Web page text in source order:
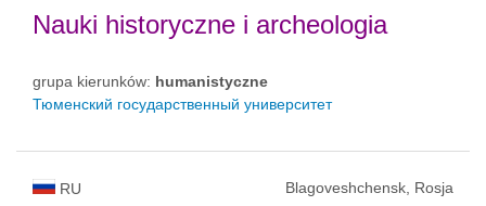
Nauki historyczne i archeologia
grupa kierunków: humanistyczne
Тюменский государственный университет
RU Blagoveshchensk, Rosja